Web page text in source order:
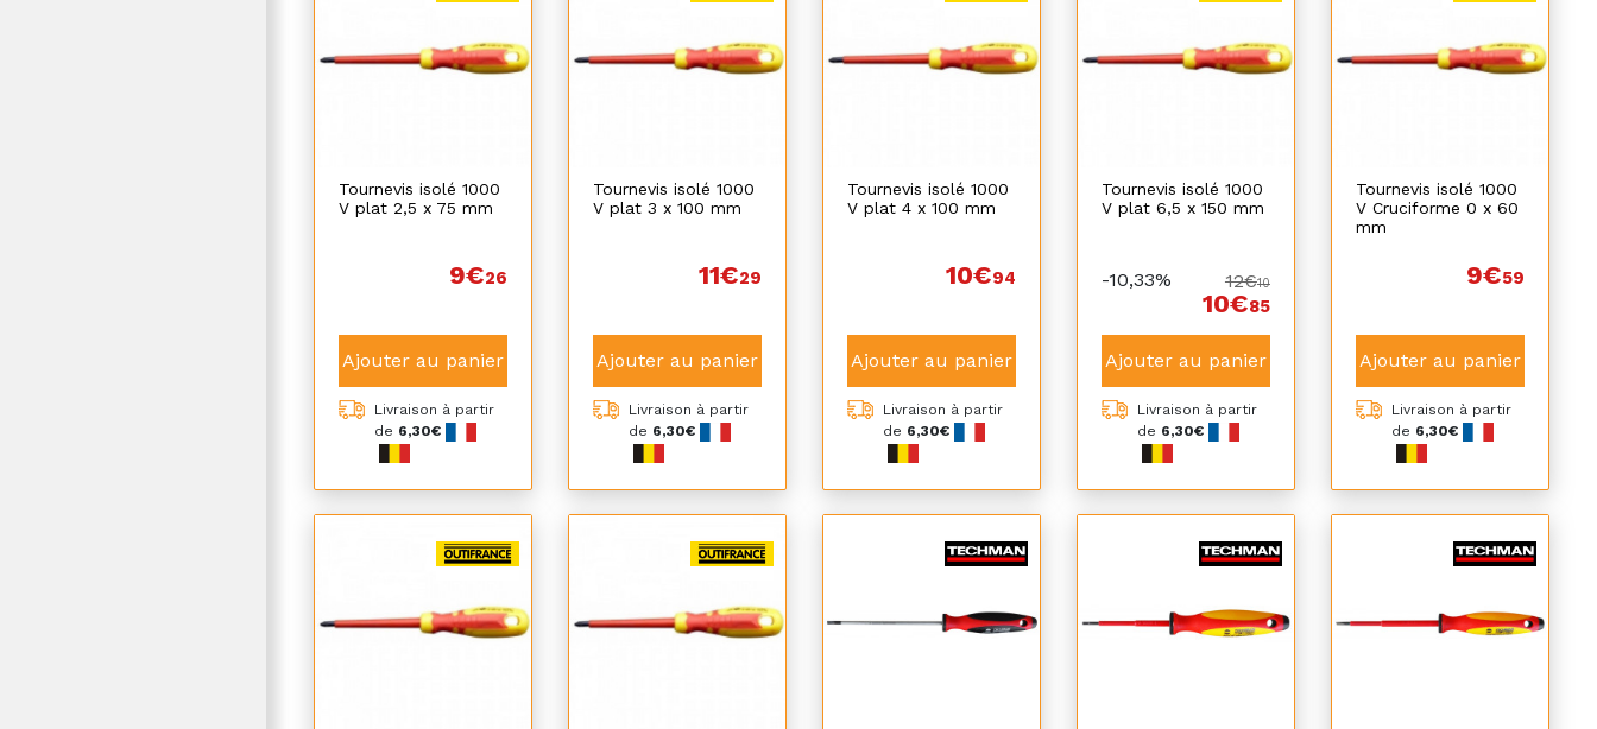
Tournevis isolé 1000
V plat 2,5 x 75 mm
9€26
Ajouter au panier
Livraison à partir
de 6,30€
Tournevis isolé 1000
V plat 3 x 100 mm
11€29
Ajouter au panier
Livraison à partir
de 6,30€
Tournevis isolé 1000
V plat 4 x 100 mm
10€94
Ajouter au panier
Livraison à partir
de 6,30€
Tournevis isolé 1000
V plat 6,5 x 150 mm
-10,33% 12€10
10€85
Ajouter au panier
Livraison à partir
de 6,30€
Tournevis isolé 1000
V Cruciforme 0 x 60
mm
9€59
Ajouter au panier
Livraison à partir
de 6,30€